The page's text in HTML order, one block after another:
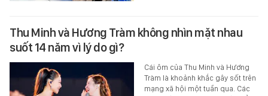
Thu Minh và Hương Tràm không nhìn mặt nhau
suốt 14 năm vì lý do gì?
Cái ôm của Thu Minh và Hương
Tràm là khoảnh khắc gây sốt trên
mạng xã hội một tuần qua. Các